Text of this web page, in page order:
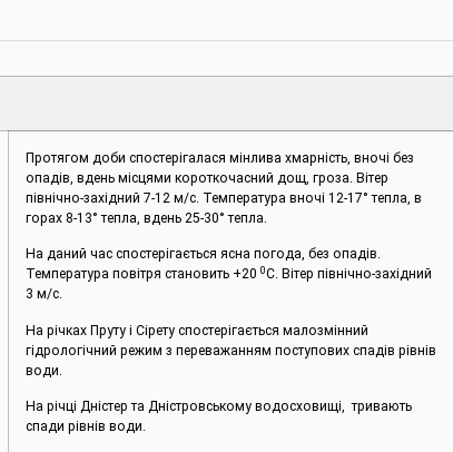
Протягом доби спостерігалася мінлива хмарність, вночі без
опадів, вдень місцями короткочасний дощ, гроза. Вітер
північно-західний 7-12 м/с. Температура вночі 12-17° тепла, в
горах 8-13° тепла, вдень 25-30° тепла.
На даний час спостерігається ясна погода, без опадів.
Температура повітря становить +200С. Вітер північно-західний
3 м/с.
На річках Пруту і Сірету спостерігається малозмінний
гідрологічний режим з переважанням поступових спадів рівнів
води.
На річці Дністер та Дністровському водосховищі, тривають
спади рівнів води.